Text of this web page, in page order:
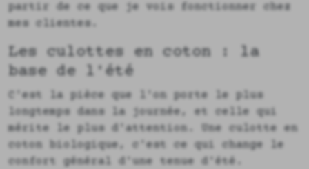
partir de ce que je vois fonctionner chez
mes clientes.
Les culottes en coton : la
base de l'été
C'est la pièce que l'on porte le plus
longtemps dans la journée, et celle qui
mérite le plus d'attention. Une culotte en
coton biologique, c'est ce qui change le
confort général d'une tenue d'été.